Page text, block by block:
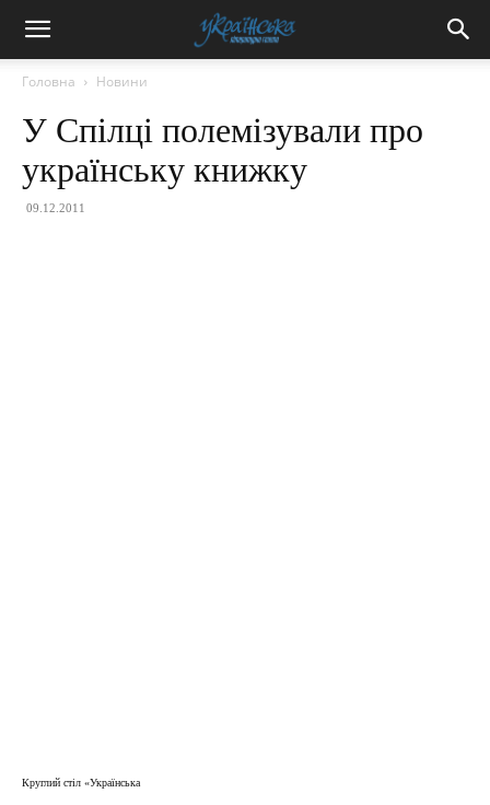
Головна Новини
У Спілці полемізували про
українську книжку
09.12.2011
Круглий стіл «Українська